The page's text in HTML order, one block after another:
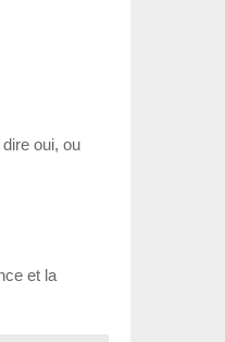
oui, ou
et la